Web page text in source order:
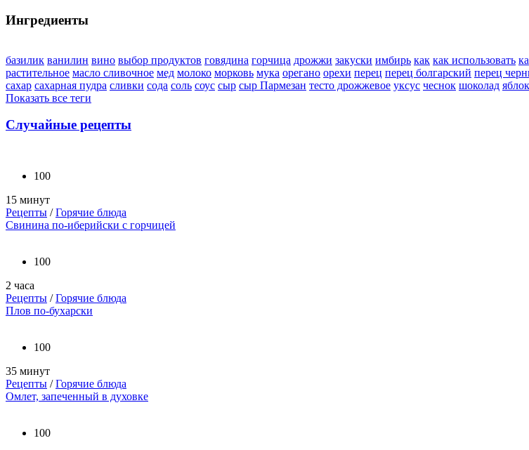
Ингредиенты
базилик ванилин вино выбор продуктов говядина горчица дрожжи закуски имбирь как как использовать
растительное масло сливочное мед молоко морковь мука орегано орехи перец перец болгарский перец
сахар сахарная пудра сливки сода соль соус сыр сыр Пармезан тесто дрожжевое уксус чеснок шоколад
Показать все теги
Случайные рецепты
100
15 минут
Рецепты /Горячие блюда
Свинина по-иберийски с горчицей
100
2 часа
Рецепты /Горячие блюда
Плов по-бухарски
100
35 минут
Рецепты /Горячие блюда
Омлет, запеченный в духовке
100